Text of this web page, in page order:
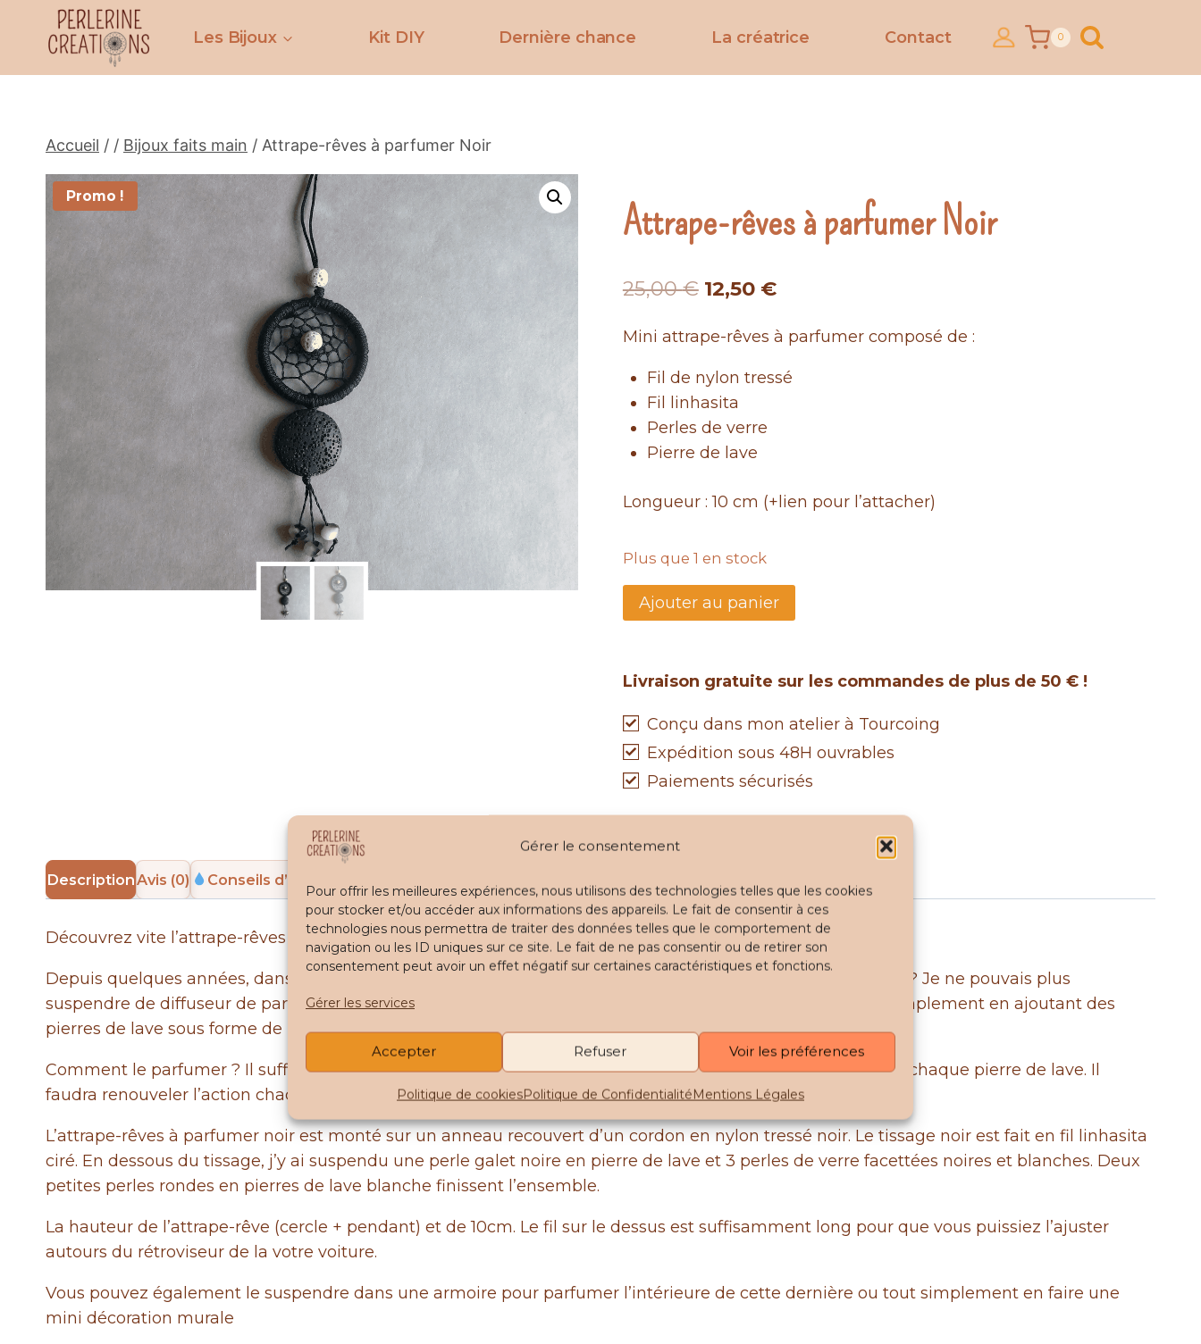
Gérer le consentement
Pour offrir les meilleures expériences, nous utilisons des technologies telles que les cookies
pour stocker et/ou accéder aux informations des appareils. Le fait de consentir à ces
technologies nous permettra de traiter des données telles que le comportement de
navigation ou les ID uniques sur ce site. Le fait de ne pas consentir ou de retirer son
consentement peut avoir un effet négatif sur certaines caractéristiques et fonctions.
Gérer les services
Accepter Refuser Voir les préférences
Politique de cookiesPolitique de ConfidentialitéMentions Légales
Les Bijoux Kit DIY Dernière chance La créatrice Contact 0
Accueil / / Bijoux faits main / Attrape-rêves à parfumer Noir
Promo !
Attrape-rêves à parfumer Noir
25,00€ Le
était :
25,00 €.
12,50 €Le
actuel
est :
Mini attrape-rêves à parfumer composé de :
Fil de nylon tressé
Fil linhasita
Perles de verre
Pierre de lave
Longueur : 10 cm (+lien pour l’attacher)
Plus que 1 en stock
quantité
de
rêves
parfumer
Noir
Ajouter au panier
Livraison gratuite sur les commandes de plus de 50 € !
Conçu dans mon atelier à Tourcoing
Expédition sous 48H ouvrables
Paiements sécurisés
DescriptionAvis (0) Conseils d’utilisation
Découvrez vite l’attrape-rêves à parfumer noir ! Mais comment l’idée m’est-elle venue ?
Depuis quelques années, dans ma voiture, j’ai suspendu un petit attrape-rêves au rétroviseur. Le problème ? Je ne pouvais plus
suspendre de diffuseur de parfum. L’idée m’est alors venue de combiner les deux mais comment ? Tout simplement en ajoutant des
pierres de lave sous forme de perles et de galet.
Comment le parfumer ? Il suffit de mettre une goutte d’huile essentielle ou de fragrance de votre choix sur chaque pierre de lave. Il
faudra renouveler l’action chaque jour, lors de vos voyages en voiture ou lorsque le parfum se sera évaporé.
L’attrape-rêves à parfumer noir est monté sur un anneau recouvert d’un cordon en nylon tressé noir. Le tissage noir est fait en fil linhasita
ciré. En dessous du tissage, j’y ai suspendu une perle galet noire en pierre de lave et 3 perles de verre facettées noires et blanches. Deux
petites perles rondes en pierres de lave blanche finissent l’ensemble.
La hauteur de l’attrape-rêve (cercle + pendant) et de 10cm. Le fil sur le dessus est suffisamment long pour que vous puissiez l’ajuster
autours du rétroviseur de la votre voiture.
Vous pouvez également le suspendre dans une armoire pour parfumer l’intérieure de cette dernière ou tout simplement en faire une
mini décoration murale